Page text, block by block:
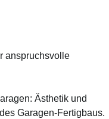
anspruchsvolle
Ästhetik und
Garagen-Fertigbaus.